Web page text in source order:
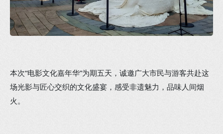
本次“电影文化嘉年华”为期五天，诚邀广大市民与游客共赴这
场光影与匠心交织的文化盛宴，感受非遗魅力，品味人间烟
火。